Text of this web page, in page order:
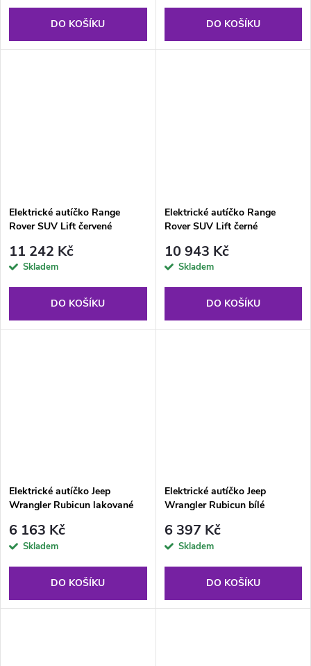
DO KOŠÍKU DO KOŠÍKU
Elektrické autíčko Range
Rover SUV Lift červené
11 242 Kč
Skladem
DO KOŠÍKU
Elektrické autíčko Range
Rover SUV Lift černé
10 943 Kč
Skladem
DO KOŠÍKU
Elektrické autíčko Jeep
Wrangler Rubicun lakované
6 163 Kč
Skladem
DO KOŠÍKU
Elektrické autíčko Jeep
Wrangler Rubicun bílé
6 397 Kč
Skladem
DO KOŠÍKU